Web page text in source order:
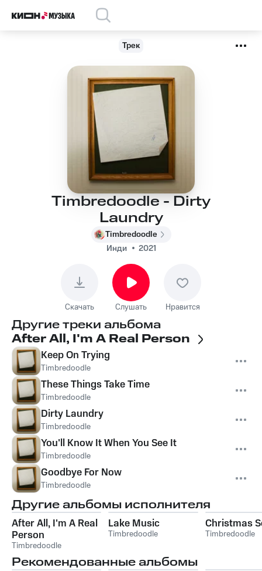
Трек
Timbredoodle - Dirty
Laundry
Timbredoodle
Инди
2021
Скачать Слушать Нравится
Другие треки альбома
After All, I'm A Real Person
Keep On Trying
Timbredoodle
These Things Take Time
Timbredoodle
Dirty Laundry
Timbredoodle
You'll Know It When You See It
Timbredoodle
Goodbye For Now
Timbredoodle
Другие альбомы исполнителя
After All, I'm A Real
Person
Timbredoodle
Lake Music
Timbredoodle
Christmas
Timbredoodle
Рекомендованные альбомы